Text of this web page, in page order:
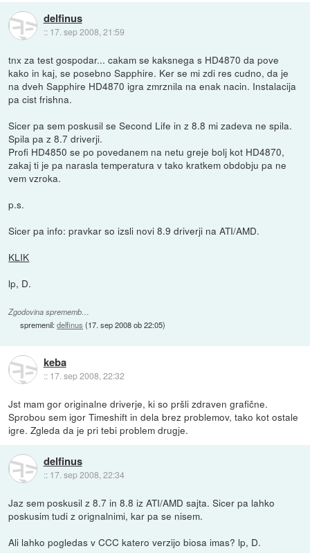
delfinus
:: 17. sep 2008, 21:59
tnx za test gospodar... cakam se kaksnega s HD4870 da pove
kako in kaj, se posebno Sapphire. Ker se mi zdi res cudno, da je
na dveh Sapphire HD4870 igra zmrznila na enak nacin. Instalacija
pa cist frishna.
Sicer pa sem poskusil se Second Life in z 8.8 mi zadeva ne spila.
Spila pa z 8.7 driverji.
Profi HD4850 se po povedanem na netu greje bolj kot HD4870,
zakaj ti je pa narasla temperatura v tako kratkem obdobju pa ne
vem vzroka.
p.s.
Sicer pa info: pravkar so izsli novi 8.9 driverji na ATI/AMD.
KLIK
lp, D.
Zgodovina sprememb…
spremenil:delfinus (17. sep 2008 ob 22:05)
keba
:: 17. sep 2008, 22:32
Jst mam gor originalne driverje, ki so pršli zdraven grafične.
Sprobou sem igor Timeshift in dela brez problemov, tako kot ostale
igre. Zgleda da je pri tebi problem drugje.
delfinus
:: 17. sep 2008, 22:34
Jaz sem poskusil z 8.7 in 8.8 iz ATI/AMD sajta. Sicer pa lahko
poskusim tudi z orignalnimi, kar pa se nisem.
Ali lahko pogledas v CCC katero verzijo biosa imas? lp, D.